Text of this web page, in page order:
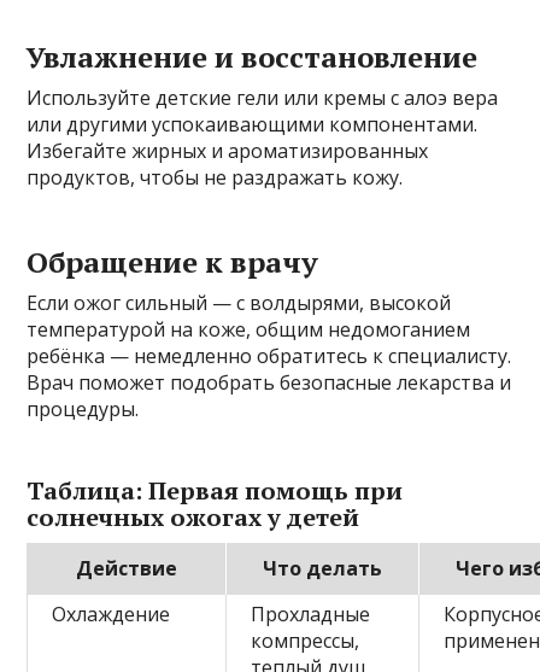
Увлажнение и восстановление
Используйте детские гели или кремы с алоэ вера
или другими успокаивающими компонентами.
Избегайте жирных и ароматизированных
продуктов, чтобы не раздражать кожу.
Обращение к врачу
Если ожог сильный — с волдырями, высокой
температурой на коже, общим недомоганием
ребёнка — немедленно обратитесь к специалисту.
Врач поможет подобрать безопасные лекарства и
процедуры.
Таблица: Первая помощь при
солнечных ожогах у детей
Действие Что делать
Чего
Охлаждение
Прохладные
компрессы,